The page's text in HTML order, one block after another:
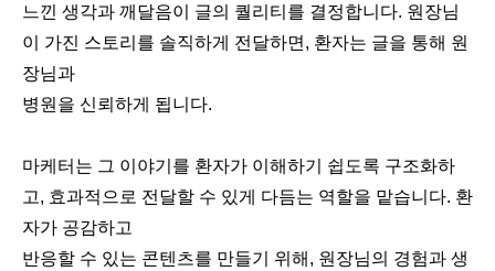
느낀 생각과 깨달음이 글의 퀄리티를 결정합니다. 원장님
이 가진 스토리를 솔직하게 전달하면, 환자는 글을 통해 원
장님과
병원을 신뢰하게 됩니다.
마케터는 그 이야기를 환자가 이해하기 쉽도록 구조화하
고, 효과적으로 전달할 수 있게 다듬는 역할을 맡습니다. 환
자가 공감하고
반응할 수 있는 콘텐츠를 만들기 위해, 원장님의 경험과 생